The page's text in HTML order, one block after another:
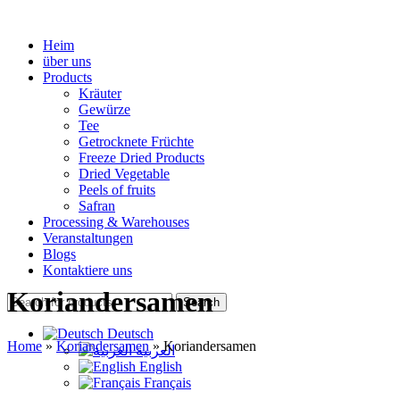
Heim
über uns
Products
Kräuter
Gewürze
Tee
Getrocknete Früchte
Freeze Dried Products
Dried Vegetable
Peels of fruits
Safran
Processing & Warehouses
Veranstaltungen
Blogs
Kontaktiere uns
Search
Deutsch
العربية
English
Français
Koriandersamen
Home » Koriandersamen » Koriandersamen